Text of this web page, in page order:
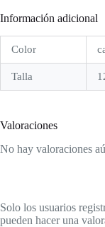
Información adicional
Color
Talla
Valoraciones
No hay valoraciones
Solo los usuarios
pueden hacer una